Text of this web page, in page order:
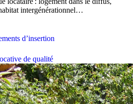
intergénérationnel…
d’insertion
de qualité